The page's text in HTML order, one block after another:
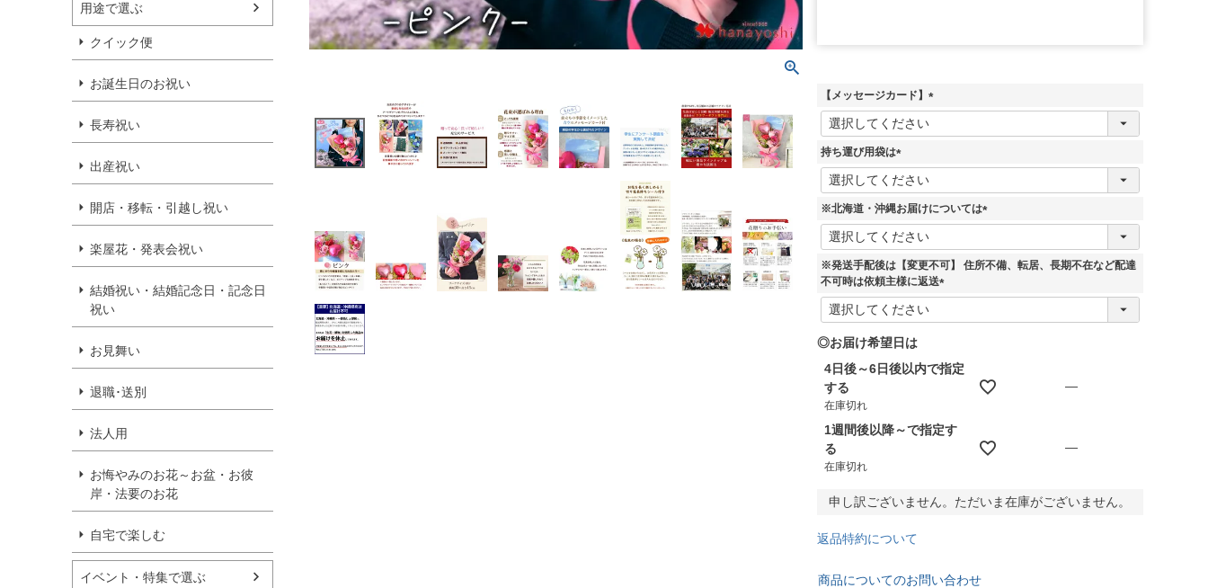
用途で選ぶ
クイック便
お誕生日のお祝い
長寿祝い
出産祝い
開店・移転・引越し祝い
楽屋花・発表会祝い
結婚祝い・結婚記念日・記念日
祝い
お見舞い
退職･送別
法人用
お悔やみのお花～お盆・お彼
岸・法要のお花
自宅で楽しむ
イベント・特集で選ぶ
【メッセージカード】
(
持ち運び用袋は
(
必
須
※北海道・沖縄お届けについては
(
須
※発送手配後は【変更不可】 住所不備、転居、長期不在など配達
不可時は依頼主様に返送
(
◎お届け希望日は
4日後～6日後以内で指定
する
在庫切れ
—
1週間後以降～で指定す
る
在庫切れ
—
申し訳ございません。ただいま在庫がございません。
返品特約について
商品についてのお問い合わせ